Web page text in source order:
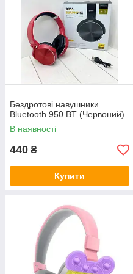
Бездротові навушники
Bluetooth 950 BT (Червоний)
В наявності
440 ₴
Купити